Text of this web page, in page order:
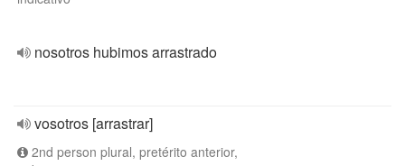
nosotros hubimos arrastrado
vosotros [arrastrar]
2nd person plural, pretérito anterior,